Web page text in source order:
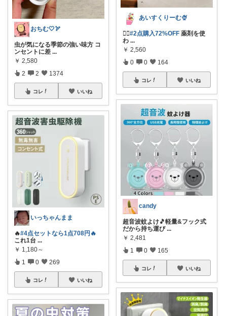
おちむ🤍🏹
虫が気になる季節の強い味方 コ
ンセントに差 ...
￥ 2,580
2 2 1374
コレ いいね
いっちゃんまま
🔥#4点セットなら1点708円🔥
これ1台 ...
￥ 1,180～
1 0 269
コレ いいね
あいすくりーむ🍨
❤️‍🔥#2点購入72%OFF 薬剤を使
わ ...
￥ 2,560
0 0 164
コレ いいね
candy
超音波蚊よけ🎵軽量&フック式
だから持ち運び ...
￥ 2,481
1 0 165
コレ いいね